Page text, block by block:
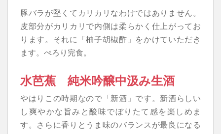
豚バラが堅くてカリカリなわけではありません。
皮部分がカリカリで内側は柔らかく仕上がってお
ります。それに「柚子胡椒酢」をかけていただき
ます。ぺろり完食。
水芭蕉 純米吟醸中汲み生酒
やはりこの時期なので「新酒」です。新酒らしい
し爽やかな旨みと酸味でぼりたて感を楽しめま
す。さらに香りとうま味のバランスが最良になる